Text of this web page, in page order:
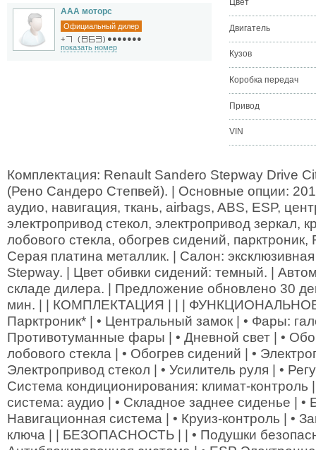
ААА моторс
Официальный дилер
+
( ) ●●●●●●●
показать номер
Цвет
Двигатель
Кузов
Коробка передач
Привод
VIN
Комплектация: Renault Sandero Stepway Drive
(Рено Сандеро Степвей). | Основные опции:
аудио, навигация, ткань, airbags, ABS, ESP,
электропривод стекол, электропривод зеркал,
лобового стекла, обогрев сидений, парктроник,
Серая платина металлик. | Салон:
Stepway. | Цвет обивки сидений: темный. |
складе дилера. | Предложение обновлено 30
мин. | | КОМПЛЕКТАЦИЯ | | |
Парктроник* | • Центральный замок | • Фары:
Противотуманные фары | • Дневной свет | •
лобового стекла | • Обогрев сидений | •
Электропривод стекол | • Усилитель руля | •
Система кондиционирования: климат-контроль
система: аудио | • Складное заднее сиденье | •
Навигационная система | • Круиз-контроль | •
ключа | | БЕЗОПАСНОСТЬ | | • Подушки